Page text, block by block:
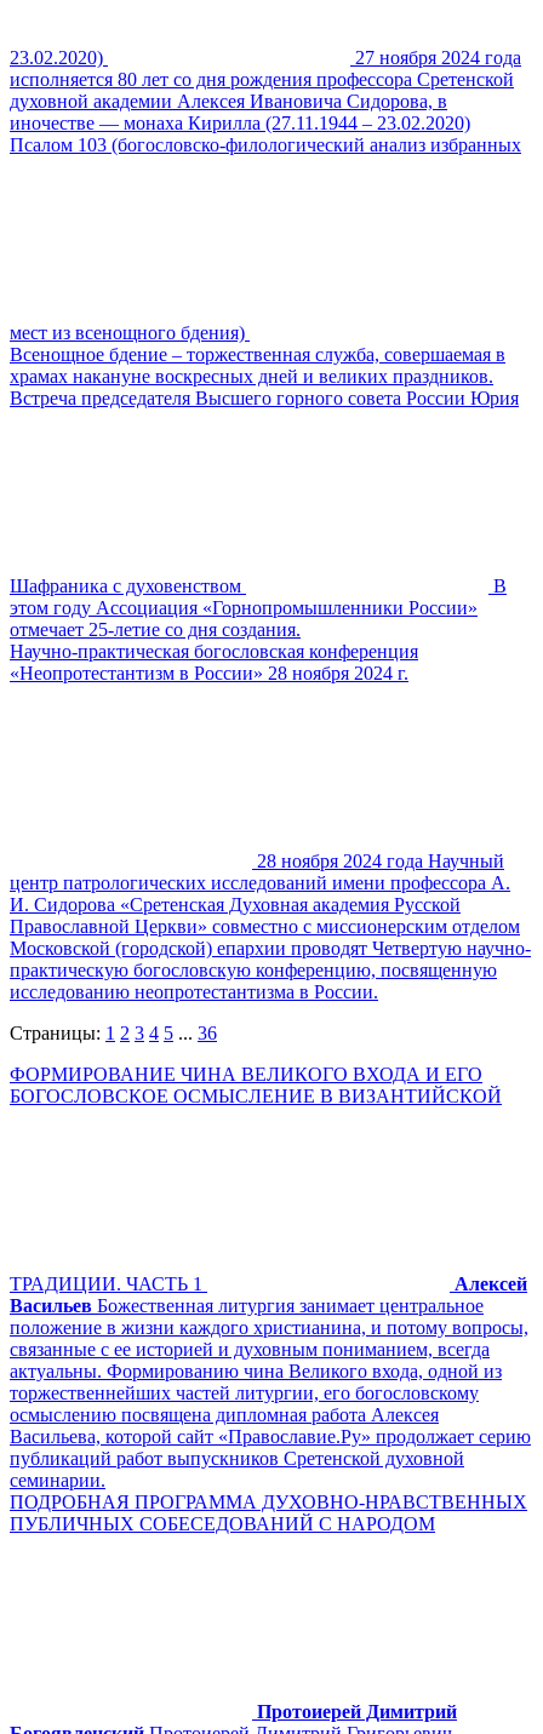
23.02.2020)
27 ноября 2024 года
исполняется 80 лет со дня рождения профессора Сретенской
духовной академии Алексея Ивановича Сидорова, в
иночестве — монаха Кирилла (27.11.1944 – 23.02.2020)
Псалом 103 (богословско-филологический анализ избранных
мест из всенощного бдения)
Всенощное бдение – торжественная служба, совершаемая в
храмах накануне воскресных дней и великих праздников.
Встреча председателя Высшего горного совета России Юрия
Шафраника с духовенством
В
этом году Ассоциация «Горнопромышленники России»
отмечает 25-летие со дня создания.
Научно-практическая богословская конференция
«Неопротестантизм в России» 28 ноября 2024 г.
28 ноября 2024 года Научный
центр патрологических исследований имени профессора А.
И. Сидорова «Сретенская Духовная академия Русской
Православной Церкви» совместно с миссионерским отделом
Московской (городской) епархии проводят Четвертую научно-
практическую богословскую конференцию, посвященную
исследованию неопротестантизма в России.
Страницы: 1 2 3 4 5 ... 36
ФОРМИРОВАНИЕ ЧИНА ВЕЛИКОГО ВХОДА И ЕГО
БОГОСЛОВСКОЕ ОСМЫСЛЕНИЕ В ВИЗАНТИЙСКОЙ
ТРАДИЦИИ. ЧАСТЬ 1
Алексей
Васильев Божественная литургия занимает центральное
положение в жизни каждого христианина, и потому вопросы,
связанные с ее историей и духовным пониманием, всегда
актуальны. Формированию чина Великого входа, одной из
торжественнейших частей литургии, его богословскому
осмыслению посвящена дипломная работа Алексея
Васильева, которой сайт «Православие.Ру» продолжает серию
публикаций работ выпускников Сретенской духовной
семинарии.
ПОДРОБНАЯ ПРОГРАММА ДУХОВНО-НРАВСТВЕННЫХ
ПУБЛИЧНЫХ СОБЕСЕДОВАНИЙ С НАРОДОМ
Протоиерей Димитрий